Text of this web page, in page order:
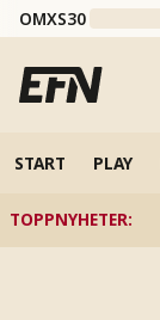
OMXS30
START PLAY
TOPPNYHETER: